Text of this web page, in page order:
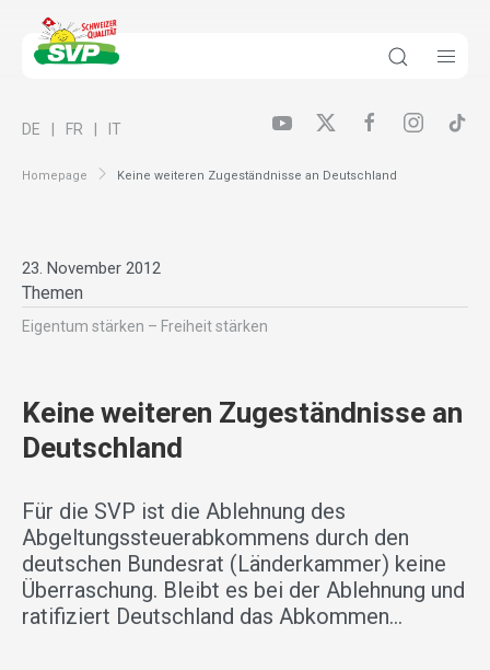
Homepage Keine weiteren Zugeständnisse an Deutschland
DE FR IT
23. November 2012
Themen
Eigentum stärken – Freiheit stärken
Keine weiteren Zugeständnisse an
Deutschland
Für die SVP ist die Ablehnung des
Abgeltungssteuerabkommens durch den
deutschen Bundesrat (Länderkammer) keine
Überraschung. Bleibt es bei der Ablehnung und
ratifiziert Deutschland das Abkommen…